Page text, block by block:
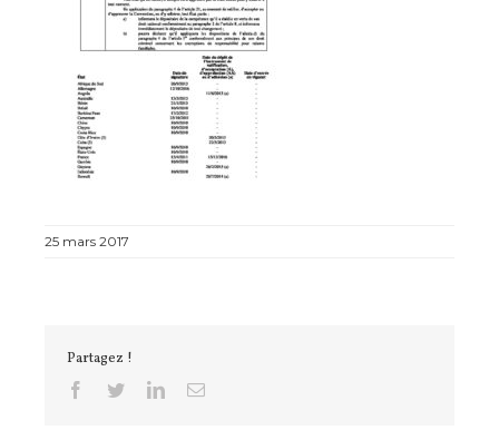
25 mars 2017
Partagez !
Facebook
TwitterLinkedinEmail